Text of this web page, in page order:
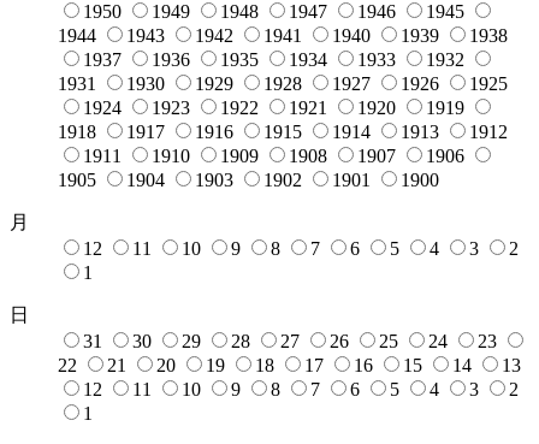
1950
1949 1948 1947 1946
1945
1944
1943 1942 1941 1940 1939
1938
1937
1936 1935 1934 1933
1932
1931
1930 1929 1928 1927 1926
1925
1924
1923 1922 1921 1920
1919
1918
1917 1916 1915 1914 1913
1912
1911
1910 1909 1908 1907
1906
1905
1904 1903 1902 1901 1900
月
12
11 10 9 8 7 6 5 4 3
2
1
日
31
30 29 28 27 26 25 24
23
22
21 20 19 18 17 16 15 14
13
12
11 10 9 8 7 6 5 4 3
2
1